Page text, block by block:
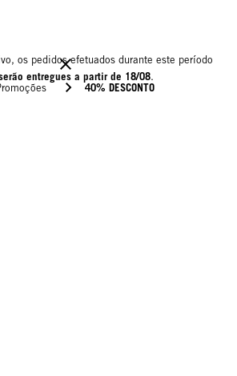
armazém estará encerrado para férias até
os pedidos efetuados durante este período
entregues a partir de 18/08.
40% DESCONTO